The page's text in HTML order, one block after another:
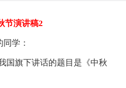
节演讲稿2
学：
国旗下讲话的题目是《中秋